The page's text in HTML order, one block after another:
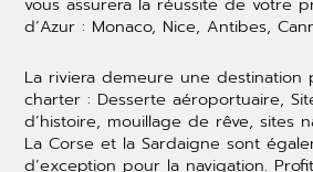
vous assurera la réussite de votre
d’Azur : Monaco, Nice, Antibes,
La riviera demeure une destination
charter : Desserte aéroportuaire,
d’histoire, mouillage de rêve, sites
La Corse et la Sardaigne sont
d’exception pour la navigation.